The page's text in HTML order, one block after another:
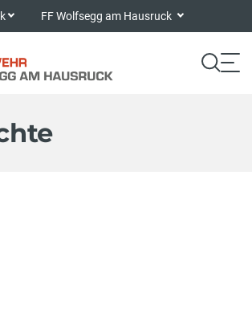
FF Wolfsegg am Hausruck